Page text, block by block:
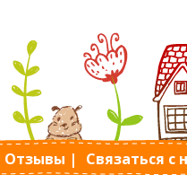
Отзывы | Связаться с